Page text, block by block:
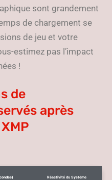
sont grandement
de chargement se
de jeu et votre
estimez pas l’impact
!
de
après
Réactivité du Système